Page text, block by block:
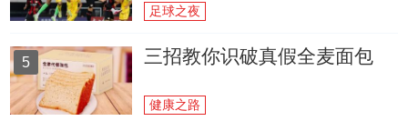
足球之夜
5 三招教你识破真假全麦面包
健康之路